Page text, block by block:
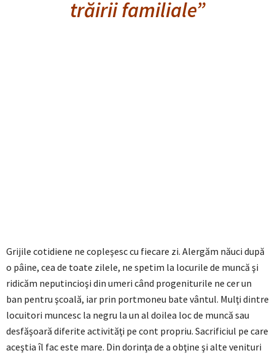
trăirii familiale”
Grijile cotidiene ne copleşesc cu fiecare zi. Alergăm năuci după
o pâine, cea de toate zilele, ne spetim la locurile de muncă şi
ridicăm neputincioşi din umeri când progeniturile ne cer un
ban pentru şcoală, iar prin portmoneu bate vântul. Mulţi dintre
locuitori muncesc la negru la un al doilea loc de muncă sau
desfăşoară diferite activităţi pe cont propriu. Sacrificiul pe care
aceştia îl fac este mare. Din dorinţa de a obţine şi alte venituri